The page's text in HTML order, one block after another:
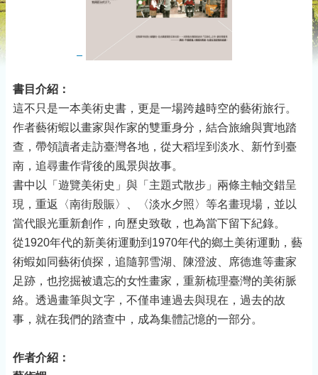
書目介紹：
這不只是一本美術史書，更是一場跨越時空的藝術旅行。
作者藝術蝦以畫家與作家的雙重身分，結合旅繪與實地踏
查，帶領讀者走訪臺灣各地，從大稻埕到淡水、新竹到臺
南，追尋畫作背後的風景與故事。
書中以「遊覽美術史」與「主題式散步」兩條主軸交錯呈
現，重返〈南街殷賑〉、〈淡水夕照〉等名畫現場，並以
當代眼光重新創作，向歷史致敬，也為當下留下紀錄。
從1920年代的新美術運動到1970年代的鄉土美術運動，藝
術蝦如同藝術偵探，追隨郭雪湖、陳澄波、席德進等畫家
足跡，也挖掘被遺忘的女性畫家，重新梳理臺灣的美術脈
絡。透過畫筆與文字，不僅串連過去與現在，過去的故
事，就在我們的踏查中，成為集體記憶的一部分。
作者介紹：